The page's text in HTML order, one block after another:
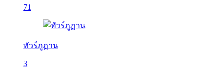
71
ทัวร์ภูฏาน
3